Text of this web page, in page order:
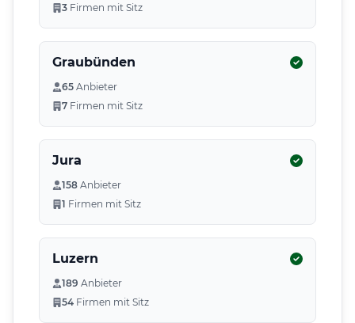
3 Firmen mit Sitz
Graubünden
65 Anbieter
7 Firmen mit Sitz
Jura
158 Anbieter
1 Firmen mit Sitz
Luzern
189 Anbieter
54 Firmen mit Sitz